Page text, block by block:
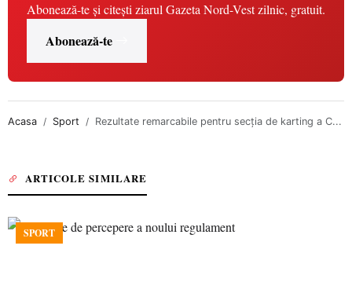
Abonează-te și citești ziarul Gazeta Nord-Vest zilnic, gratuit.
Abonează-te
Acasa Sport Rezultate remarcabile pentru secția de karting a C...
ARTICOLE SIMILARE
SPORT